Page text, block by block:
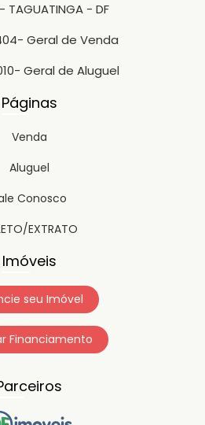
TAGUATINGA - DF
- Geral de Venda
- Geral de Aluguel
Páginas
Venda
Aluguel
Conosco
EXTRATO
Imóveis
seu Imóvel
Financiamento